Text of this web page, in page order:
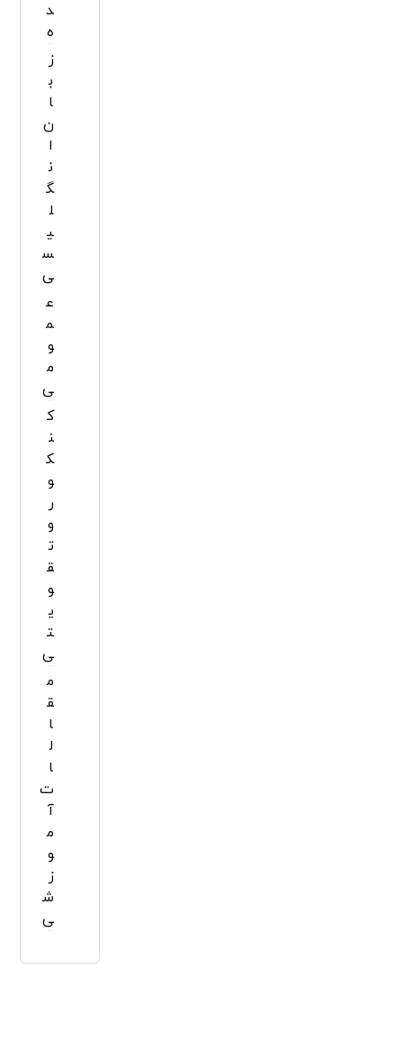
د
ه
ز
ب
ا
ن
ا
ن
گ
ل
ی
س
ی
ع
م
و
م
ی
ک
ن
ک
و
ر
و
ت
ق
و
ی
ت
ی
م
ق
ا
ل
ا
ت
آ
م
و
ز
ش
ی